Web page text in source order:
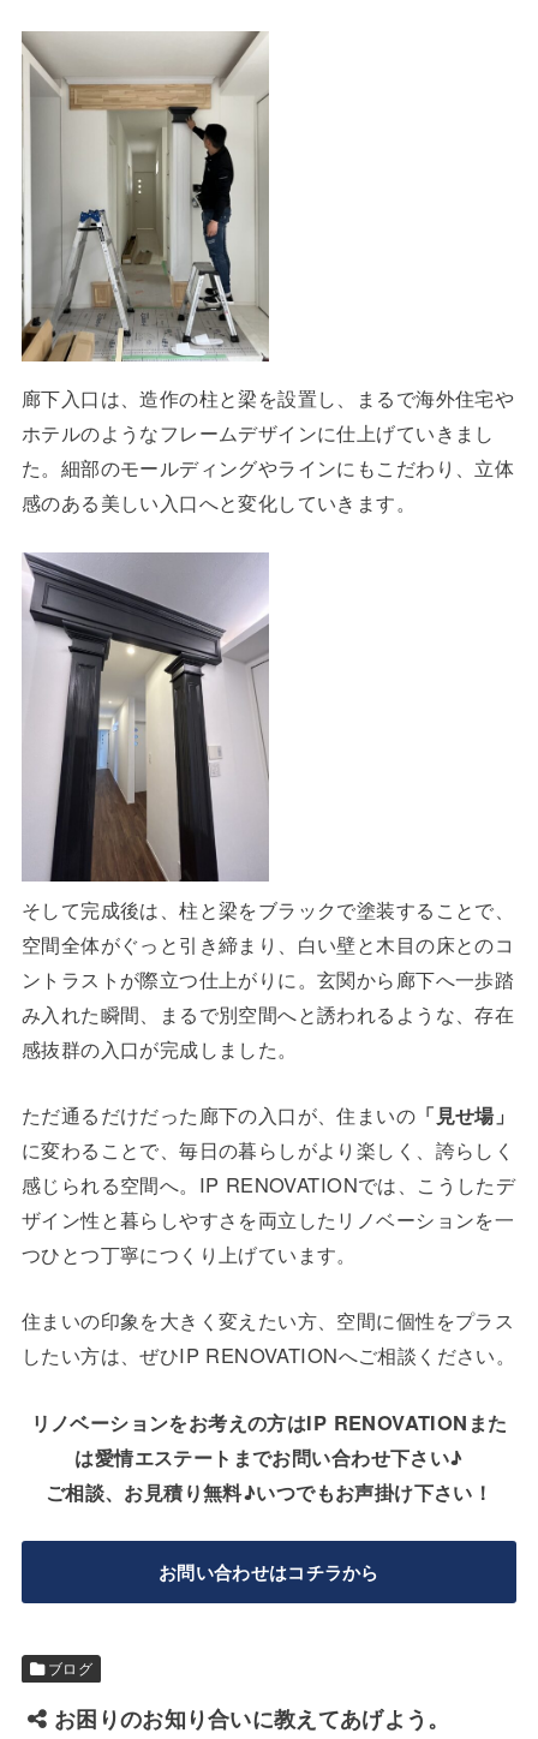
廊下入口は、造作の柱と梁を設置し、まるで海外住宅や
ホテルのようなフレームデザインに仕上げていきまし
た。細部のモールディングやラインにもこだわり、立体
感のある美しい入口へと変化していきます。
そして完成後は、柱と梁をブラックで塗装することで、
空間全体がぐっと引き締まり、白い壁と木目の床とのコ
ントラストが際立つ仕上がりに。玄関から廊下へ一歩踏
み入れた瞬間、まるで別空間へと誘われるような、存在
感抜群の入口が完成しました。
ただ通るだけだった廊下の入口が、住まいの 「見せ場」
に変わることで、毎日の暮らしがより楽しく、誇らしく
感じられる空間へ。IP RENOVATIONでは、こうしたデ
ザイン性と暮らしやすさを両立したリノベーションを一
つひとつ丁寧につくり上げています。
住まいの印象を大きく変えたい方、空間に個性をプラス
したい方は、ぜひIP RENOVATIONへご相談ください。
リノベーションをお考えの方はIP RENOVATIONまた
は愛情エステートまでお問い合わせ下さい♪
ご相談、お見積り無料♪いつでもお声掛け下さい！
お問い合わせはコチラから
ブログ
お困りのお知り合いに教えてあげよう。